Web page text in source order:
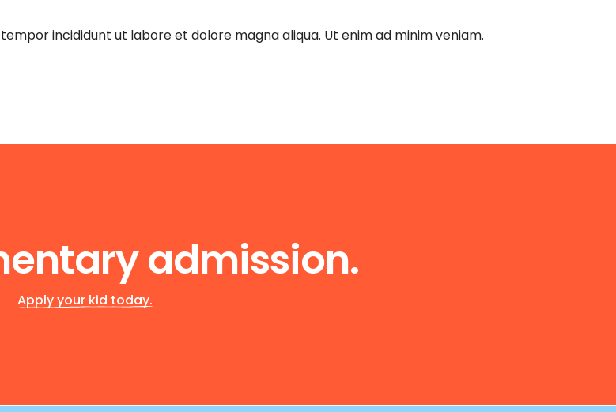
incididunt ut labore et dolore magna aliqua. Ut enim ad minim veniam.
admission.
Apply your kid today.